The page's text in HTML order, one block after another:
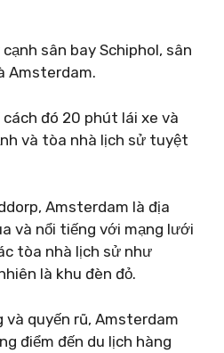
sân bay Schiphol, sân
Amsterdam.
đó 20 phút lái xe và
và tòa nhà lịch sử tuyệt
Amsterdam là địa
và nổi tiếng với mạng lưới
tòa nhà lịch sử như
là khu đèn đỏ.
và quyến rũ, Amsterdam
điểm đến du lịch hàng